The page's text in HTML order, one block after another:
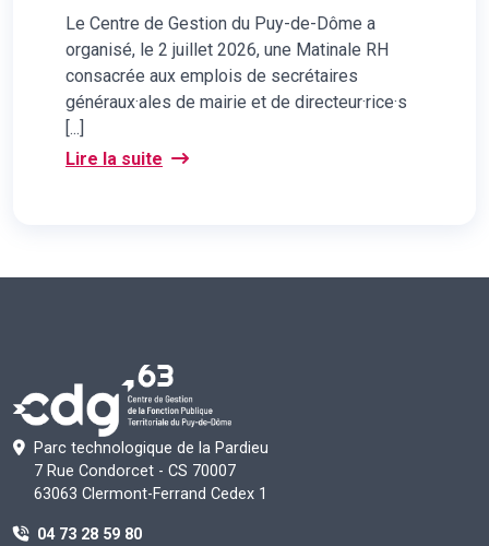
Le Centre de Gestion du Puy-de-Dôme a
organisé, le 2 juillet 2026, une Matinale RH
consacrée aux emplois de secrétaires
généraux·ales de mairie et de directeur·rice·s
[...]
Lire la suite
Parc technologique de la Pardieu
7 Rue Condorcet - CS 70007
63063 Clermont-Ferrand Cedex 1
04 73 28 59 80